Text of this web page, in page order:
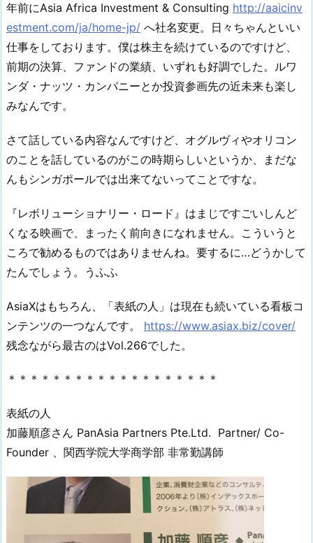
年前にAsia Africa Investment & Consulting http://aaicinv
estment.com/ja/home-jp/ へ社名変更。日々ちゃんといい
仕事をしております。僕は株主を続けているのですけど、
前期の決算、ファンドの業績、いずれも好調でした。ルワ
ンダ・ナッツ・カンパニーとか投資参画先の近未来も楽し
みなんです。
さて話している内容なんですけど、オグルヴィやオリコン
のことを話しているのがこの時期らしいというか、まだな
んもシンガポールでは出来てないってことですな。
『レボリューショナリー・ロード』はまじですごいしんど
くなる映画で、まったく前向きになれません。こういうと
ころで勧めるものではありませんね。要するに…どうかして
たんでしょう。うふふ
AsiaXはもちろん、「表紙の人」は現在も続いている看板コ
ンテンツの一つなんです。 https://www.asiax.biz/cover/
残念ながら最古のはVol.266でした。
＊＊＊＊＊＊＊＊＊＊＊＊＊＊＊＊＊＊＊
表紙の人
加藤順彦さん PanAsia Partners Pte.Ltd. Partner/ Co-
Founder 、関西学院大学商学部 非常勤講師